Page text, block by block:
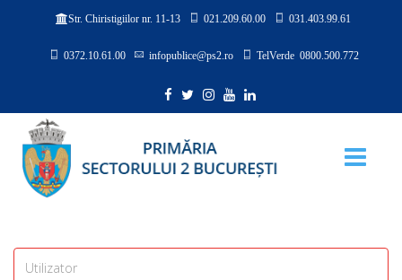
Str. Chiristigiilor nr. 11-13 021.209.60.00 031.403.99.61
0372.10.61.00 infopublice@ps2.ro TelVerde 0800.500.772